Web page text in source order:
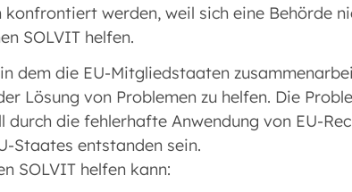
konfrontiert werden, weil sich eine Behörde
SOLVIT helfen.
dem die EU-Mitgliedstaaten
Lösung von Problemen zu helfen. Die
durch die fehlerhafte Anwendung von EU-
Staates entstanden sein.
SOLVIT helfen kann: